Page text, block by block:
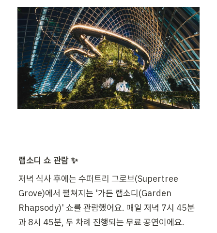
랩소디 쇼 관람 ✨
저녁 식사 후에는 수퍼트리 그로브(Supertree
Grove)에서 펼쳐지는 '가든 랩소디(Garden
Rhapsody)' 쇼를 관람했어요. 매일 저녁 7시 45분
과 8시 45분, 두 차례 진행되는 무료 공연이에요.